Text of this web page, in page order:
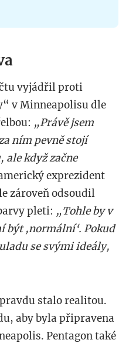
vyjádřil proti
v Minneapolisu dle
„Právě jsem
ním pevně stojí
když začne
exprezident
zároveň odsoudil
pleti: „Tohle by v
být ,normální‘. Pokud
se svými ideály,
stalo realitou.
aby byla připravena
Pentagon také